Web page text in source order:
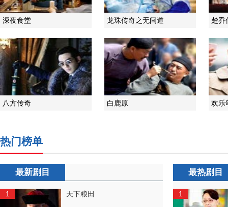
深夜食堂 龙珠传奇之无间道 楚乔
八方传奇 白鹿原 欢乐
热门榜单
最新剧目
1 天下粮田
最热剧目
1